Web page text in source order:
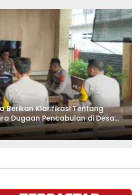
Berikan Klarifikasi Tentang
Dugaan Pencabulan di Desa